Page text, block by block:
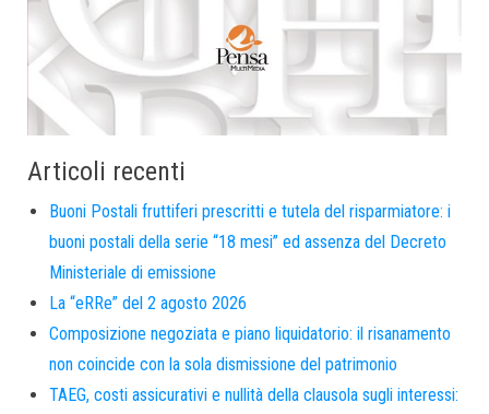
Articoli recenti
Buoni Postali fruttiferi prescritti e tutela del risparmiatore: i
buoni postali della serie “18 mesi” ed assenza del Decreto
Ministeriale di emissione
La “eRRe” del 2 agosto 2026
Composizione negoziata e piano liquidatorio: il risanamento
non coincide con la sola dismissione del patrimonio
TAEG, costi assicurativi e nullità della clausola sugli interessi: